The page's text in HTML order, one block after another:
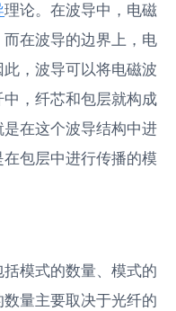
理论。在波导中，电磁
在波导的边界上，电
，波导可以将电磁波
，纤芯和包层就构成
在这个波导结构中进
包层中进行传播的模
模式的数量、模式的
量主要取决于光纤的